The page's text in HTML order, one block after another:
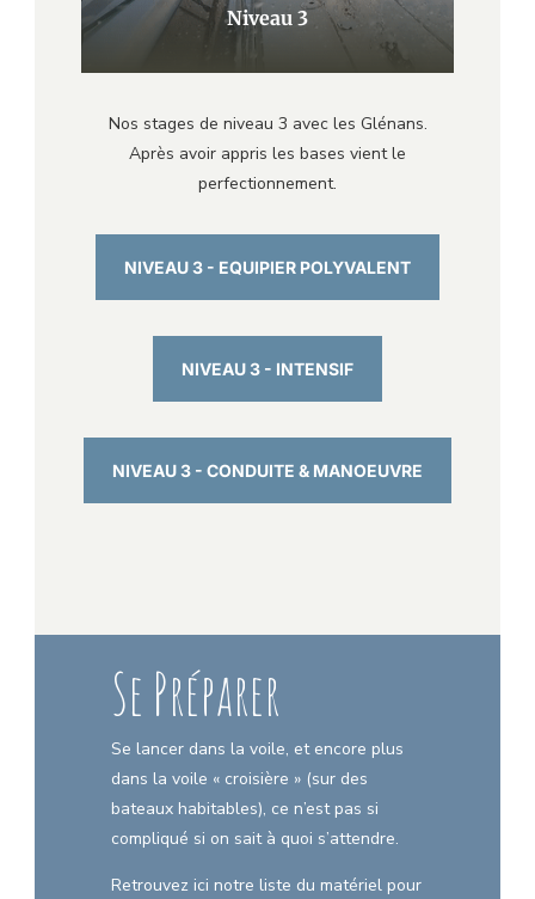
Niveau 3
Nos stages de niveau 3 avec les Glénans.
Après avoir appris les bases vient le
perfectionnement.
NIVEAU 3 - EQUIPIER POLYVALENT
NIVEAU 3 - INTENSIF
NIVEAU 3 - CONDUITE & MANOEUVRE
Se Préparer
Se lancer dans la voile, et encore plus
dans la voile « croisière » (sur des
bateaux habitables), ce n’est pas si
compliqué si on sait à quoi s’attendre.
Retrouvez ici notre liste du matériel pour